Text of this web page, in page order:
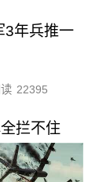
3年兵推一
22395
拦不住